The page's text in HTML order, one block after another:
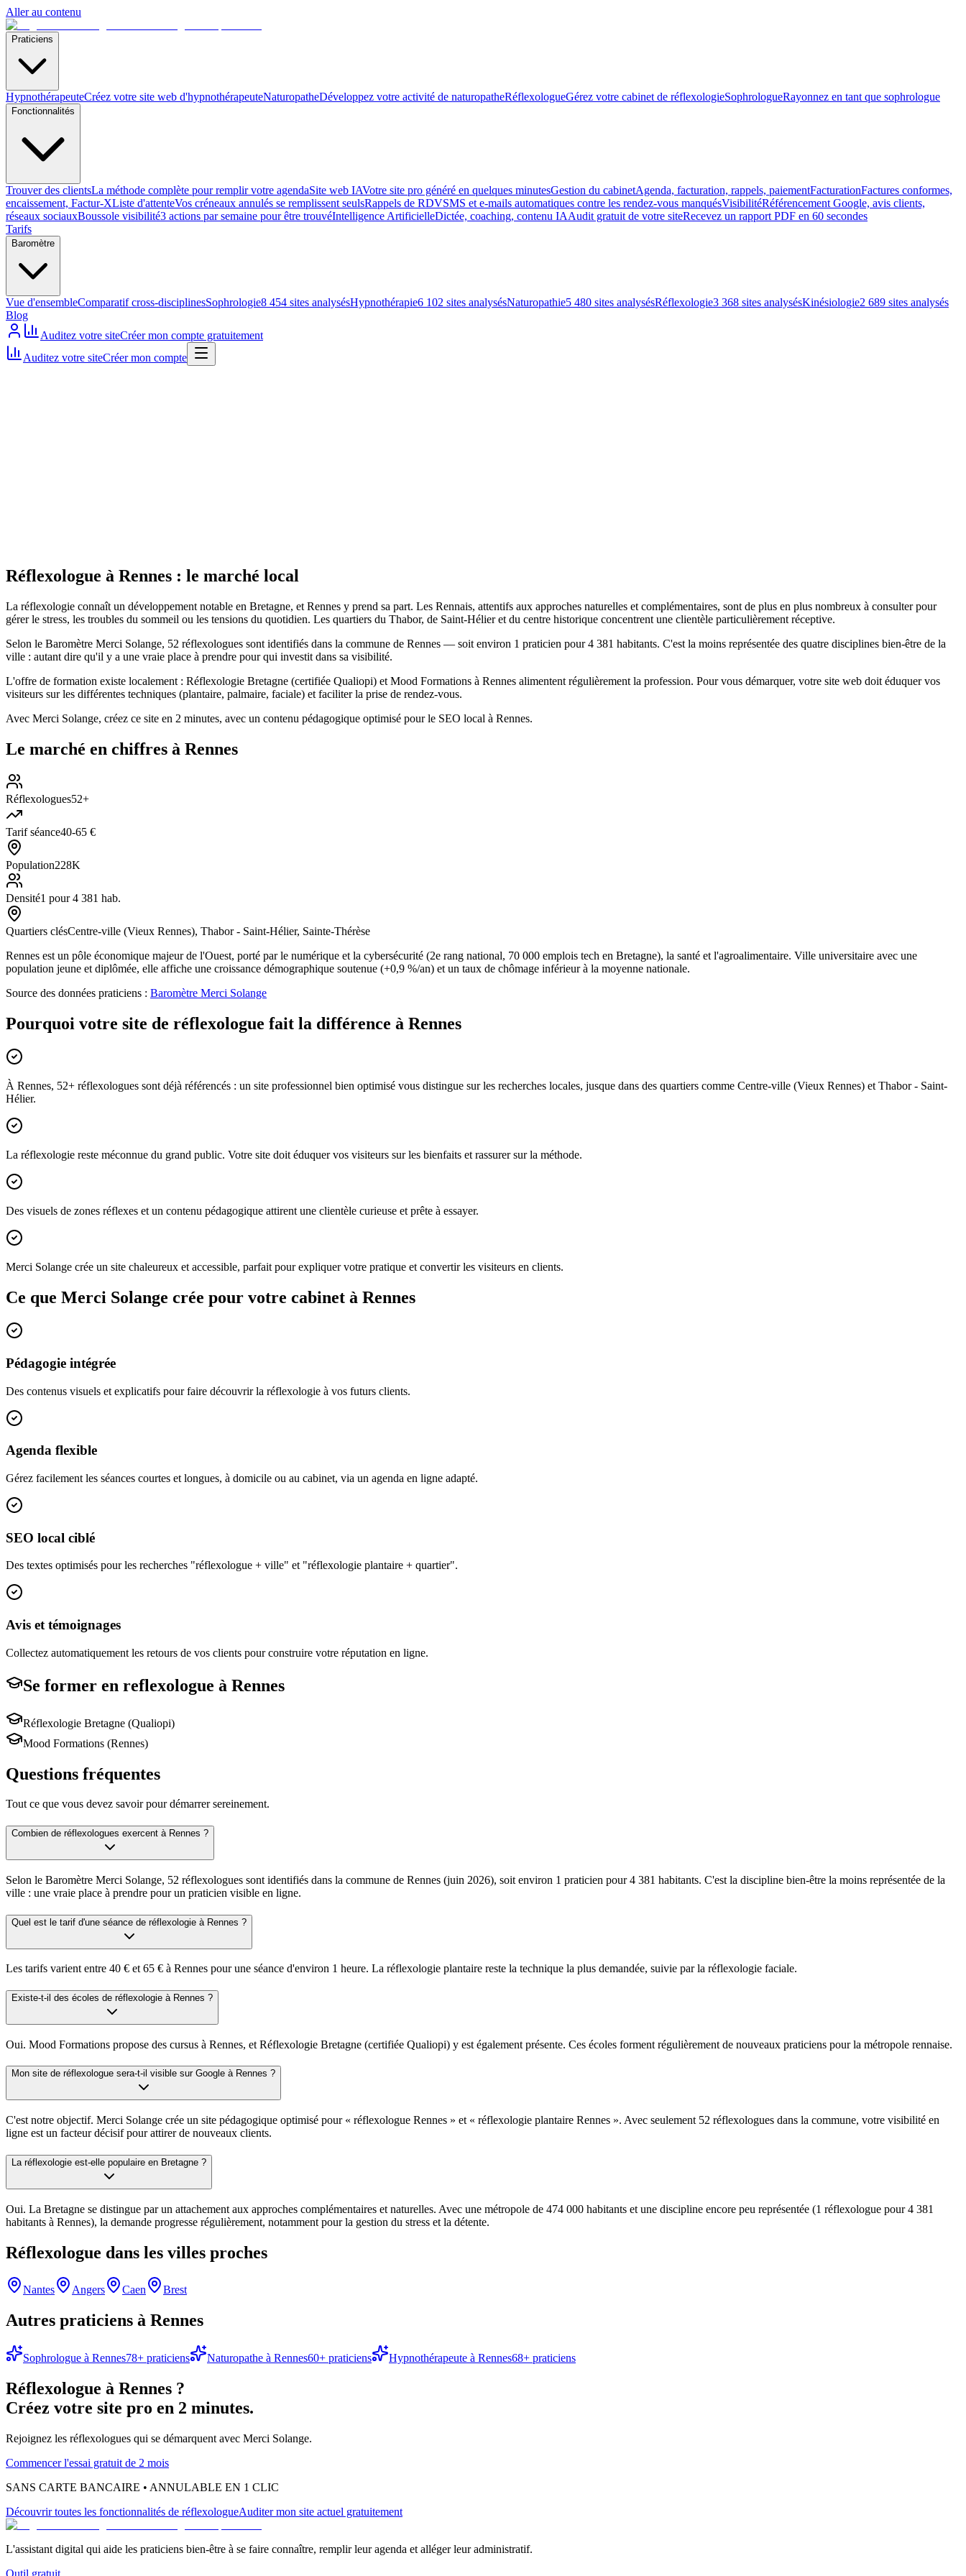
Aller au contenu
Praticiens
HypnothérapeuteCréez votre site web d'hypnothérapeuteNaturopatheDéveloppez votre activité de naturopatheRéflexologueGérez votre cabinet de réflexologieSophrologueRayonnez en tant que sophrologue
Fonctionnalités
Trouver des clientsLa méthode complète pour remplir votre agendaSite web IAVotre site pro généré en quelques minutesGestion du cabinetAgenda, facturation, rappels, paiementFacturationFactures conformes,
encaissement, Factur-XListe d'attenteVos créneaux annulés se remplissent seulsRappels de RDVSMS et e-mails automatiques contre les rendez-vous manquésVisibilitéRéférencement Google, avis clients,
réseaux sociauxBoussole visibilité3 actions par semaine pour être trouvéIntelligence ArtificielleDictée, coaching, contenu IAAudit gratuit de votre siteRecevez un rapport PDF en 60 secondes
Tarifs
Baromètre
Vue d'ensembleComparatif cross-disciplinesSophrologie8 454 sites analysésHypnothérapie6 102 sites analysésNaturopathie5 480 sites analysésRéflexologie3 368 sites analysésKinésiologie2 689 sites analysés
Blog
Auditez votre siteCréer mon compte gratuitement
Auditez votre siteCréer mon compte
Réflexologue à Rennes : le marché local
La réflexologie connaît un développement notable en Bretagne, et Rennes y prend sa part. Les Rennais, attentifs aux approches naturelles et complémentaires, sont de plus en plus nombreux à consulter pour
gérer le stress, les troubles du sommeil ou les tensions du quotidien. Les quartiers du Thabor, de Saint-Hélier et du centre historique concentrent une clientèle particulièrement réceptive.
Selon le Baromètre Merci Solange, 52 réflexologues sont identifiés dans la commune de Rennes — soit environ 1 praticien pour 4 381 habitants. C'est la moins représentée des quatre disciplines bien-être de la
ville : autant dire qu'il y a une vraie place à prendre pour qui investit dans sa visibilité.
L'offre de formation existe localement : Réflexologie Bretagne (certifiée Qualiopi) et Mood Formations à Rennes alimentent régulièrement la profession. Pour vous démarquer, votre site web doit éduquer vos
visiteurs sur les différentes techniques (plantaire, palmaire, faciale) et faciliter la prise de rendez-vous.
Avec Merci Solange, créez ce site en 2 minutes, avec un contenu pédagogique optimisé pour le SEO local à Rennes.
Le marché en chiffres à Rennes
Réflexologues52+
Tarif séance40-65 €
Population228K
Densité1 pour 4 381 hab.
Quartiers clésCentre-ville (Vieux Rennes), Thabor - Saint-Hélier, Sainte-Thérèse
Rennes est un pôle économique majeur de l'Ouest, porté par le numérique et la cybersécurité (2e rang national, 70 000 emplois tech en Bretagne), la santé et l'agroalimentaire. Ville universitaire avec une
population jeune et diplômée, elle affiche une croissance démographique soutenue (+0,9 %/an) et un taux de chômage inférieur à la moyenne nationale.
Source des données praticiens : Baromètre Merci Solange
Pourquoi votre site de réflexologue fait la différence à Rennes
À Rennes, 52+ réflexologues sont déjà référencés : un site professionnel bien optimisé vous distingue sur les recherches locales, jusque dans des quartiers comme Centre-ville (Vieux Rennes) et Thabor - Saint-
Hélier.
La réflexologie reste méconnue du grand public. Votre site doit éduquer vos visiteurs sur les bienfaits et rassurer sur la méthode.
Des visuels de zones réflexes et un contenu pédagogique attirent une clientèle curieuse et prête à essayer.
Merci Solange crée un site chaleureux et accessible, parfait pour expliquer votre pratique et convertir les visiteurs en clients.
Ce que Merci Solange crée pour votre cabinet à Rennes
Pédagogie intégrée
Des contenus visuels et explicatifs pour faire découvrir la réflexologie à vos futurs clients.
Agenda flexible
Gérez facilement les séances courtes et longues, à domicile ou au cabinet, via un agenda en ligne adapté.
SEO local ciblé
Des textes optimisés pour les recherches "réflexologue + ville" et "réflexologie plantaire + quartier".
Avis et témoignages
Collectez automatiquement les retours de vos clients pour construire votre réputation en ligne.
Se former en reflexologue à Rennes
Réflexologie Bretagne (Qualiopi)
Mood Formations (Rennes)
Questions fréquentes
Tout ce que vous devez savoir pour démarrer sereinement.
Combien de réflexologues exercent à Rennes ?
Selon le Baromètre Merci Solange, 52 réflexologues sont identifiés dans la commune de Rennes (juin 2026), soit environ 1 praticien pour 4 381 habitants. C'est la discipline bien-être la moins représentée de la
ville : une vraie place à prendre pour un praticien visible en ligne.
Quel est le tarif d'une séance de réflexologie à Rennes ?
Les tarifs varient entre 40 € et 65 € à Rennes pour une séance d'environ 1 heure. La réflexologie plantaire reste la technique la plus demandée, suivie par la réflexologie faciale.
Existe-t-il des écoles de réflexologie à Rennes ?
Oui. Mood Formations propose des cursus à Rennes, et Réflexologie Bretagne (certifiée Qualiopi) y est également présente. Ces écoles forment régulièrement de nouveaux praticiens pour la métropole rennaise.
Mon site de réflexologue sera-t-il visible sur Google à Rennes ?
C'est notre objectif. Merci Solange crée un site pédagogique optimisé pour « réflexologue Rennes » et « réflexologie plantaire Rennes ». Avec seulement 52 réflexologues dans la commune, votre visibilité en
ligne est un facteur décisif pour attirer de nouveaux clients.
La réflexologie est-elle populaire en Bretagne ?
Oui. La Bretagne se distingue par un attachement aux approches complémentaires et naturelles. Avec une métropole de 474 000 habitants et une discipline encore peu représentée (1 réflexologue pour 4 381
habitants à Rennes), la demande progresse régulièrement, notamment pour la gestion du stress et la détente.
Réflexologue dans les villes proches
Nantes Angers Caen Brest
Autres praticiens à Rennes
Sophrologue à Rennes78+ praticiens Naturopathe à Rennes60+ praticiens Hypnothérapeute à Rennes68+ praticiens
Réflexologue à Rennes ?
Créez votre site pro en 2 minutes.
Rejoignez les réflexologues qui se démarquent avec Merci Solange.
Commencer l'essai gratuit de 2 mois
SANS CARTE BANCAIRE • ANNULABLE EN 1 CLIC
Découvrir toutes les fonctionnalités de réflexologueAuditer mon site actuel gratuitement
L'assistant digital qui aide les praticiens bien-être à se faire connaître, remplir leur agenda et alléger leur administratif.
Outil gratuit